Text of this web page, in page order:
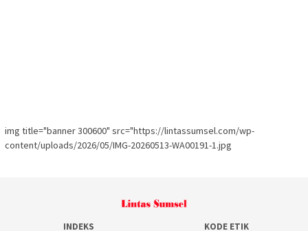
img title="banner 300600" src="https://lintassumsel.com/wp-
content/uploads/2026/05/IMG-20260513-WA00191-1.jpg
INDEKS KODE ETIK